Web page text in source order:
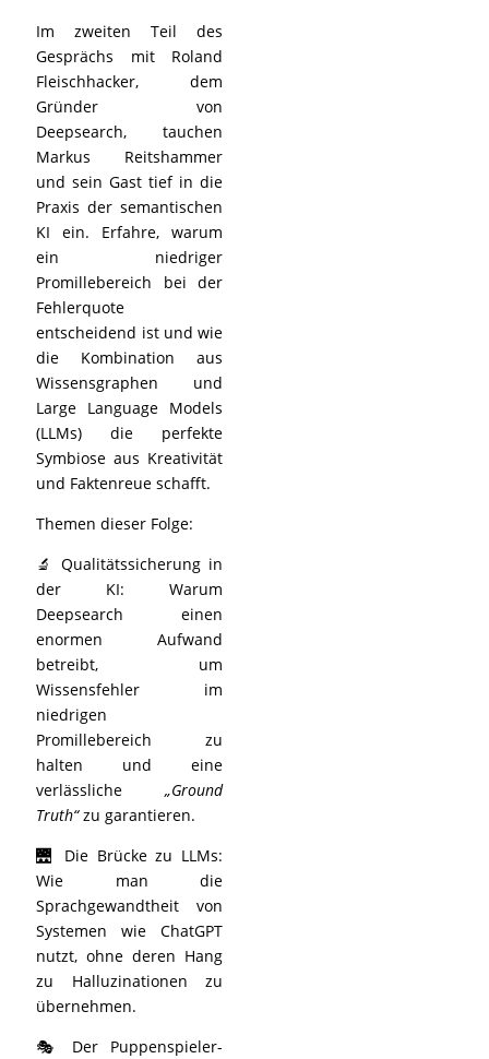
Im zweiten Teil des
Gesprächs mit Roland
Fleischhacker, dem
Gründer von
Deepsearch, tauchen
Markus Reitshammer
und sein Gast tief in die
Praxis der semantischen
KI ein. Erfahre, warum
ein niedriger
Promillebereich bei der
Fehlerquote
entscheidend ist und wie
die Kombination aus
Wissensgraphen und
Large Language Models
(LLMs) die perfekte
Symbiose aus Kreativität
und Faktenreue schafft.
Themen dieser Folge:
🔬 Qualitätssicherung in
der KI: Warum
Deepsearch einen
enormen Aufwand
betreibt, um
Wissensfehler im
niedrigen
Promillebereich zu
halten und eine
verlässliche „Ground
Truth“zu garantieren.
🌉 Die Brücke zu LLMs:
Wie man die
Sprachgewandtheit von
Systemen wie ChatGPT
nutzt, ohne deren Hang
zu Halluzinationen zu
übernehmen.
🎭 Der Puppenspieler-